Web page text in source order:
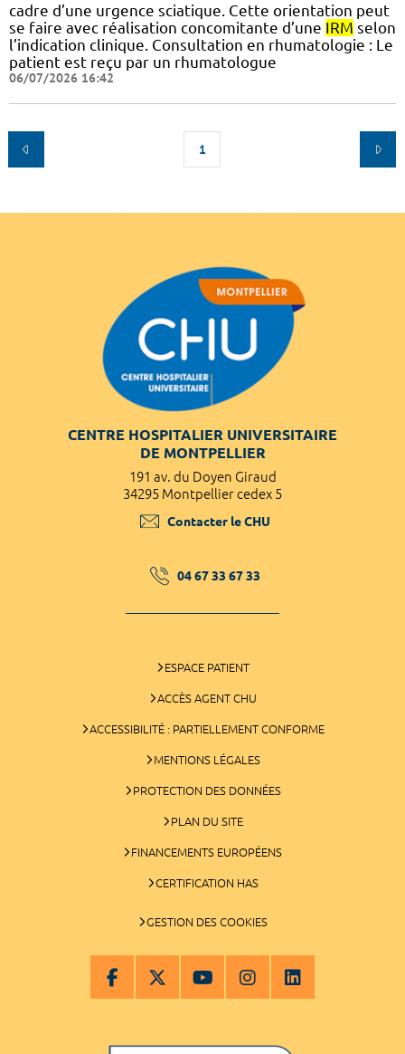
cadre d’une urgence sciatique. Cette orientation peut
se faire avec réalisation concomitante d’une IRM selon
l’indication clinique. Consultation en rhumatologie : Le
patient est reçu par un rhumatologue
06/07/2026 16:42
1
CENTRE HOSPITALIER UNIVERSITAIRE
DE MONTPELLIER
191 av. du Doyen Giraud
34295 Montpellier cedex 5
Contacter le CHU
04 67 33 67 33
ESPACE PATIENT
ACCÈS AGENT CHU
ACCESSIBILITÉ : PARTIELLEMENT CONFORME
MENTIONS LÉGALES
PROTECTION DES DONNÉES
PLAN DU SITE
FINANCEMENTS EUROPÉENS
CERTIFICATION HAS
GESTION DES COOKIES